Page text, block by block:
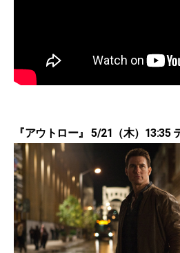
『アウトロー』 5/21（木）13:35